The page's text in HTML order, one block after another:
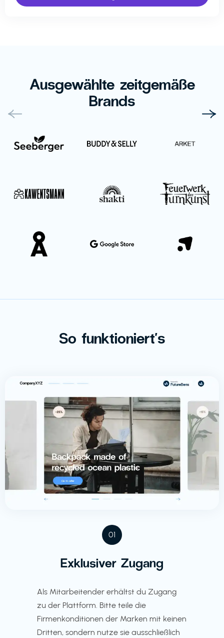
Ausgewählte zeitgemäße
Brands
So funktioniert's
01
Exklusiver Zugang
Als Mitarbeitender erhältst du Zugang
zu der Plattform. Bitte teile die
Firmenkonditionen der Marken mit keinen
Dritten, sondern nutze sie ausschließlich